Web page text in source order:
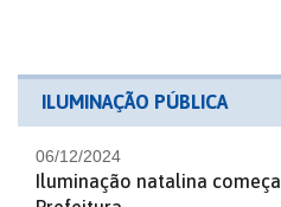
ILUMINAÇÃO PÚBLICA
06/12/2024
Iluminação natalina